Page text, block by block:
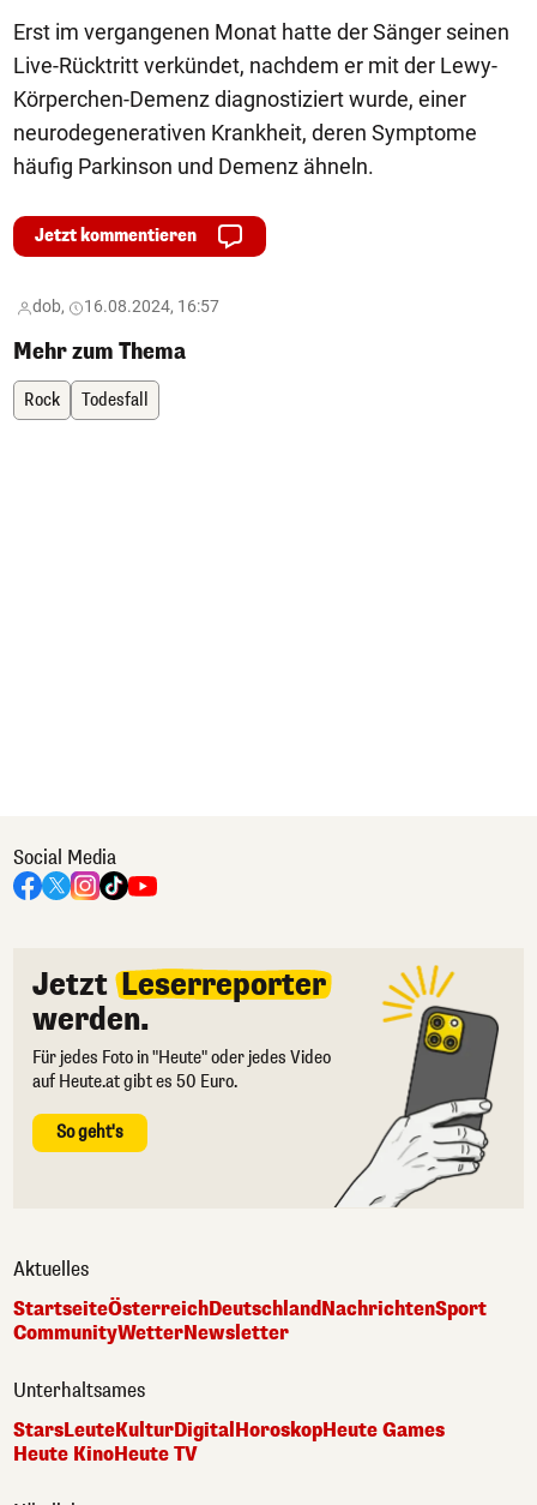
Erst im vergangenen Monat hatte der Sänger seinen
Live-Rücktritt verkündet, nachdem er mit der Lewy-
Körperchen-Demenz diagnostiziert wurde, einer
neurodegenerativen Krankheit, deren Symptome
häufig Parkinson und Demenz ähneln.
Jetzt kommentieren
dob, 16.08.2024, 16:57
Mehr zum Thema
Rock Todesfall
Social Media
Jetzt Leserreporter
werden.
Für jedes Foto in "Heute" oder jedes Video
auf Heute.at gibt es 50 Euro.
So geht's
Aktuelles
StartseiteÖsterreichDeutschlandNachrichtenSport
CommunityWetterNewsletter
Unterhaltsames
StarsLeuteKulturDigitalHoroskopHeute Games
Heute KinoHeute TV